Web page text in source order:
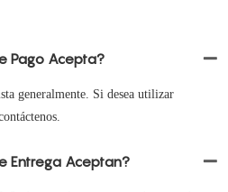
Pago Acepta?
generalmente. Si desea utilizar
Entrega Aceptan?